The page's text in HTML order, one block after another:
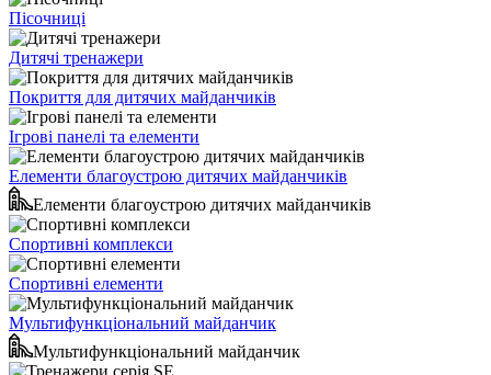
Пісочниці
Дитячі тренажери
Покриття для дитячих майданчиків
Ігрові панелі та елементи
Елементи благоустрою дитячих майданчиків
Елементи благоустрою дитячих майданчиків
Спортивні комплекси
Спортивні елементи
Мультифункціональний майданчик
Мультифункціональний майданчик